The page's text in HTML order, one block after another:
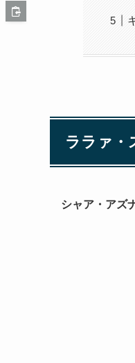
ララァ・
シャア・アズ